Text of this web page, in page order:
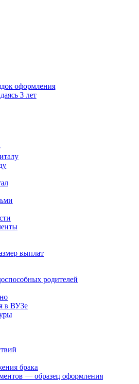
оформления
3 лет
выплат
родителей
в ВУЗе
брака
— образец оформления